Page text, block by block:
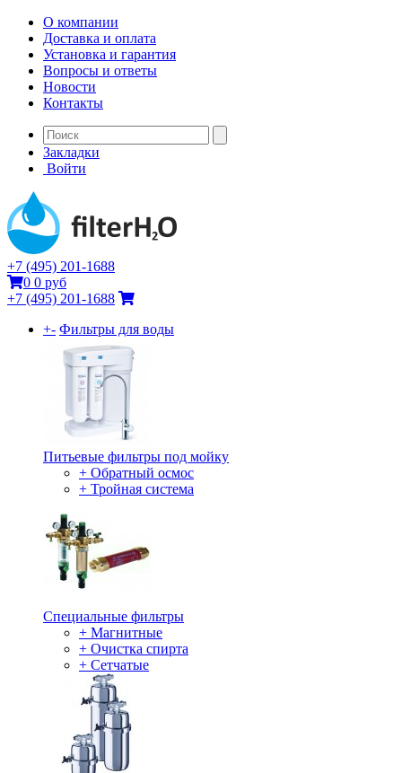
О компании
Доставка и оплата
Установка и гарантия
Вопросы и ответы
Новости
Контакты
Закладки
Войти
+7 (495) 201-1688
0 0 руб
+7 (495) 201-1688
+- Фильтры для воды
Питьевые фильтры под мойку
+ Обратный осмос
+ Тройная система
Специальные фильтры
+ Магнитные
+ Очистка спирта
+ Сетчатые